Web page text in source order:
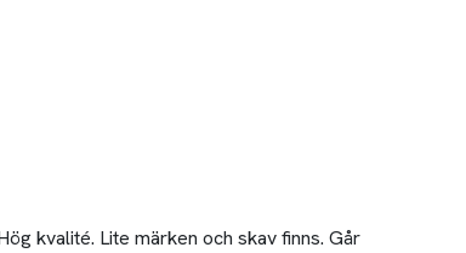
kvalité. Lite märken och skav finns. Går